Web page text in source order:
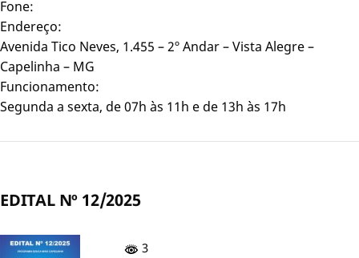
Fone:
Endereço:
Avenida Tico Neves, 1.455 – 2º Andar – Vista Alegre –
Capelinha – MG
Funcionamento:
Segunda a sexta, de 07h às 11h e de 13h às 17h
EDITAL Nº 12/2025
3